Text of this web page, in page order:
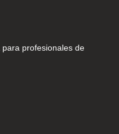
profesionales de